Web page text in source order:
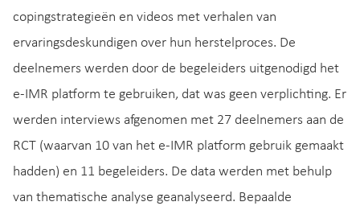
copingstrategieën en videos met verhalen van
ervaringsdeskundigen over hun herstelproces. De
deelnemers werden door de begeleiders uitgenodigd het
e-IMR platform te gebruiken, dat was geen verplichting. Er
werden interviews afgenomen met 27 deelnemers aan de
RCT (waarvan 10 van het e-IMR platform gebruik gemaakt
hadden) en 11 begeleiders. De data werden met behulp
van thematische analyse geanalyseerd. Bepaalde